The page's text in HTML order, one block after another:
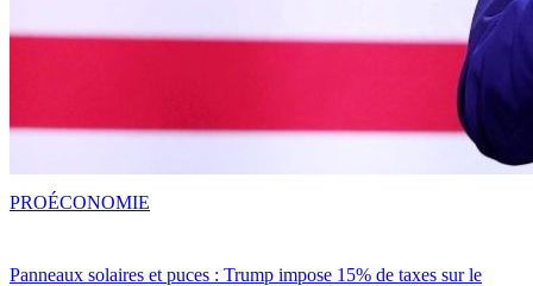
Panneaux solaires et puces : Trump impose 15% de taxes sur le
PROÉCONOMIE